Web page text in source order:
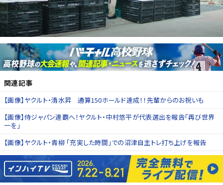
関連記事
【画像】ヤクルト・清水昇 通算150ホールド達成！！先輩からのお祝いも
【画像】侍ジャパン連覇へ！ヤクルト・中村悠平が代表選出を報告「再び世界
一を」
【画像】ヤクルト・青柳 「充実した時間」での沼津自主トレ打ち上げを報告